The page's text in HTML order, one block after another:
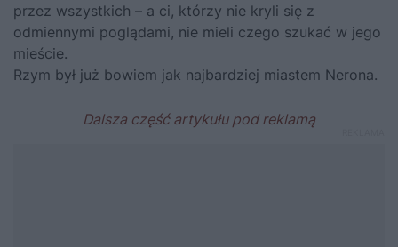
przez wszystkich – a ci, którzy nie kryli się z
odmiennymi poglądami, nie mieli czego szukać w jego
mieście.
Rzym był już bowiem jak najbardziej miastem Nerona.